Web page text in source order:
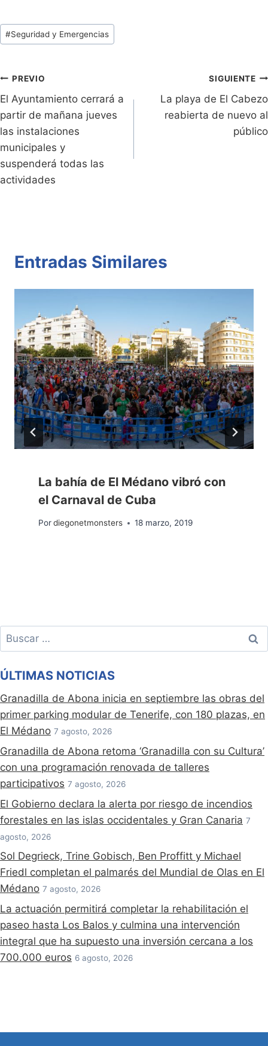
tF
ri
dl
y
p
y
k
at
s
p
Tags
de
#Seguridad y Emergencias
Navegación
de
entradas
PREVIO
El Ayuntamiento cerrará a
partir de mañana jueves
las instalaciones
municipales y
suspenderá todas las
actividades
SIGUIENTE
La playa de El Cabezo
reabierta de nuevo al
público
Entradas Similares
La bahía de El Médano vibró con
el Carnaval de Cuba
Pordiegonetmonsters 18 marzo, 2019
Buscar:
ÚLTIMAS NOTICIAS
Granadilla de Abona inicia en septiembre las obras del
primer parking modular de Tenerife, con 180 plazas, en
El Médano 7 agosto, 2026
Granadilla de Abona retoma ‘Granadilla con su Cultura’
con una programación renovada de talleres
participativos 7 agosto, 2026
El Gobierno declara la alerta por riesgo de incendios
forestales en las islas occidentales y Gran Canaria 7
agosto, 2026
Sol Degrieck, Trine Gobisch, Ben Proffitt y Michael
Friedl completan el palmarés del Mundial de Olas en El
Médano 7 agosto, 2026
La actuación permitirá completar la rehabilitación el
paseo hasta Los Balos y culmina una intervención
integral que ha supuesto una inversión cercana a los
700.000 euros 6 agosto, 2026